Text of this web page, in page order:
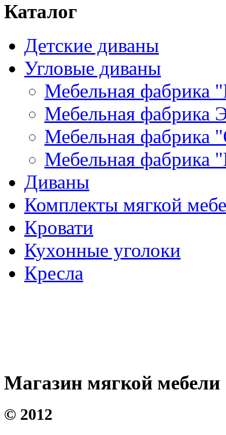
Каталог
Детские диваны
Угловые диваны
Мебельная фабрика
Мебельная фабрика
Мебельная фабрика
Мебельная фабрика
Диваны
Комплекты мягкой
Кровати
Кухонные уголоки
Кресла
Магазин мягкой мебели
© 2012